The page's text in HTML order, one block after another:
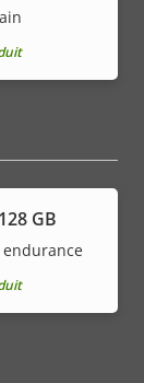
GB
endurance